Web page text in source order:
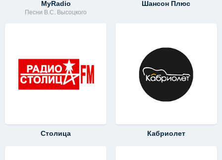
MyRadio
Песни В.С. Высоцкого
Шансон Плюс
Столица Кабриолет